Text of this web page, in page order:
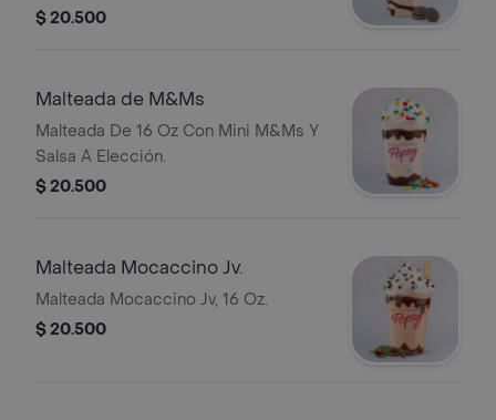
Fresa Natural.
$ 20.500
Malteada de M&Ms
Malteada De 16 Oz Con Mini M&Ms Y
Salsa A Elección.
$ 20.500
Malteada Mocaccino Jv.
Malteada Mocaccino Jv, 16 Oz.
$ 20.500